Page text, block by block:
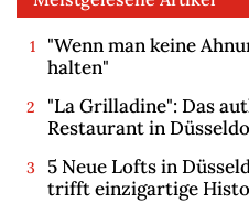
"Wenn man keine
halten"
"La Grilladine": Das
Restaurant in
5 Neue Lofts in
trifft einzigartige